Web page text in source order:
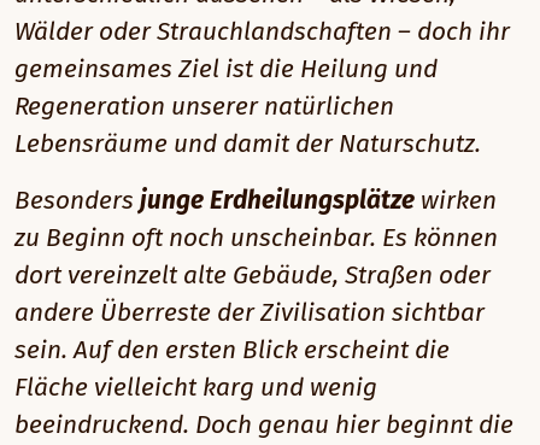
Wälder oder Strauchlandschaften – doch ihr
gemeinsames Ziel ist die Heilung und
Regeneration unserer natürlichen
Lebensräume und damit der Naturschutz.
Besonders junge Erdheilungsplätze wirken
zu Beginn oft noch unscheinbar. Es können
dort vereinzelt alte Gebäude, Straßen oder
andere Überreste der Zivilisation sichtbar
sein. Auf den ersten Blick erscheint die
Fläche vielleicht karg und wenig
beeindruckend. Doch genau hier beginnt die